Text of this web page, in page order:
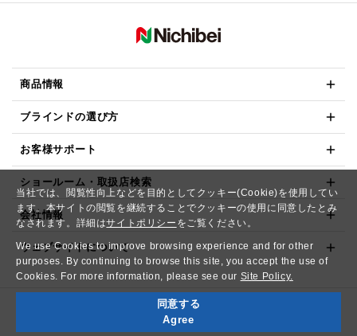
当社では、閲覧性向上などを目的としてクッキー(Cookie)を使用してい
ます。本サイトの閲覧を継続することでクッキーの使用に同意したとみ
なされます。詳細はサイトポリシー をご覧ください。
We use Cookies to improve browsing experience and for other
purposes. By continuing to browse this site, you accept the use of
Cookies. For more information, please see our Site Policy.
同意する
Agree
商品情報
ブラインドの選び方
お客様サポート
ショールーム・取扱店検索
会社情報
ウェブサイトについて
Copyright© NICHIBEI CO.,LTD. All Rights Reserved.